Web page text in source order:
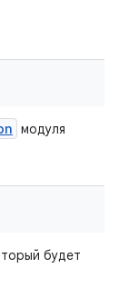
модуля
будет